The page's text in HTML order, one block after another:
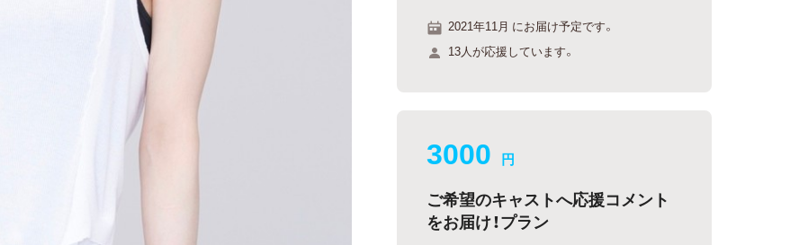
2021年11月 にお届け予定です。
13人が応援しています。
3000 円
ご希望のキャストへ応援コメント
をお届け！プラン